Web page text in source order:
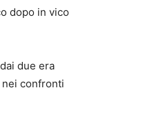
dopo in vico
due era
nei confronti